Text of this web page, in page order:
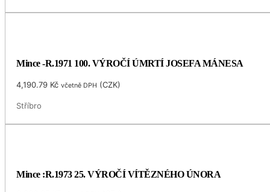
Mince -R.1971 100. VÝROČÍ ÚMRTÍ JOSEFA MÁNESA
4,190.79 Kč včetně DPH (CZK)
Stříbro
Mince :R.1973 25. VÝROČÍ VÍTĚZNÉHO ÚNORA